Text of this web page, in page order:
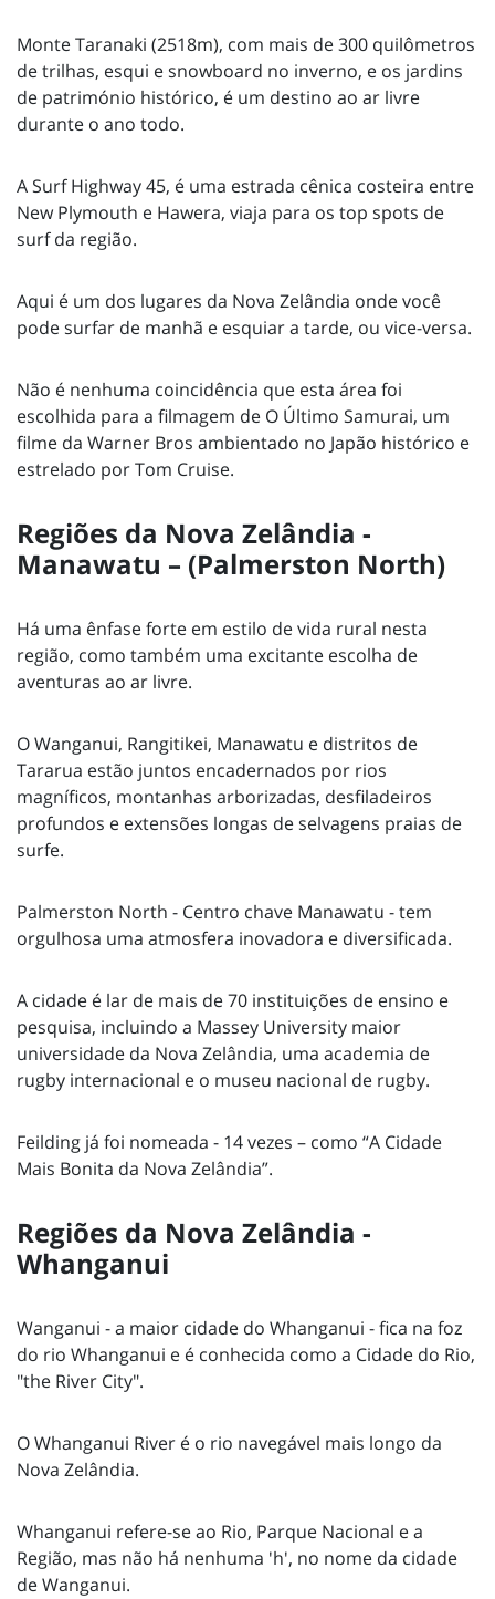
Monte Taranaki (2518m), com mais de 300 quilômetros
de trilhas, esqui e snowboard no inverno, e os jardins
de património histórico, é um destino ao ar livre
durante o ano todo.
A Surf Highway 45, é uma estrada cênica costeira entre
New Plymouth e Hawera, viaja para os top spots de
surf da região.
Aqui é um dos lugares da Nova Zelândia onde você
pode surfar de manhã e esquiar a tarde, ou vice-versa.
Não é nenhuma coincidência que esta área foi
escolhida para a filmagem de O Último Samurai, um
filme da Warner Bros ambientado no Japão histórico e
estrelado por Tom Cruise.
Regiões da Nova Zelândia -
Manawatu – (Palmerston North)
Há uma ênfase forte em estilo de vida rural nesta
região, como também uma excitante escolha de
aventuras ao ar livre.
O Wanganui, Rangitikei, Manawatu e distritos de
Tararua estão juntos encadernados por rios
magníficos, montanhas arborizadas, desfiladeiros
profundos e extensões longas de selvagens praias de
surfe.
Palmerston North - Centro chave Manawatu - tem
orgulhosa uma atmosfera inovadora e diversificada.
A cidade é lar de mais de 70 instituições de ensino e
pesquisa, incluindo a Massey University maior
universidade da Nova Zelândia, uma academia de
rugby internacional e o museu nacional de rugby.
Feilding já foi nomeada - 14 vezes – como “A Cidade
Mais Bonita da Nova Zelândia”.
Regiões da Nova Zelândia -
Whanganui
Wanganui - a maior cidade do Whanganui - fica na foz
do rio Whanganui e é conhecida como a Cidade do Rio,
"the River City".
O Whanganui River é o rio navegável mais longo da
Nova Zelândia.
Whanganui refere-se ao Rio, Parque Nacional e a
Região, mas não há nenhuma 'h', no nome da cidade
de Wanganui.